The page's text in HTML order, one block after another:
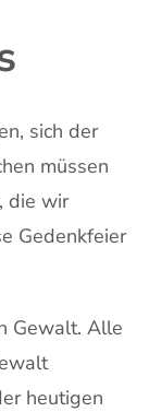
sich der
müssen
die wir
Gedenkfeier
Gewalt. Alle
heutigen